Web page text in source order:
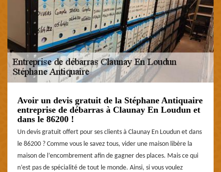
Avoir un devis gratuit de la Stéphane Antiquaire
entreprise de débarras à Claunay En Loudun et
dans le 86200 !
Un devis gratuit offert pour ses clients à Claunay En Loudun et dans
le 86200 ? Comme vous le savez tous, vider une maison libère la
maison de l’encombrement afin de gagner des places. Mais ce qui
n’est pas de spécialité de tout le monde. Ainsi, si vous voulez